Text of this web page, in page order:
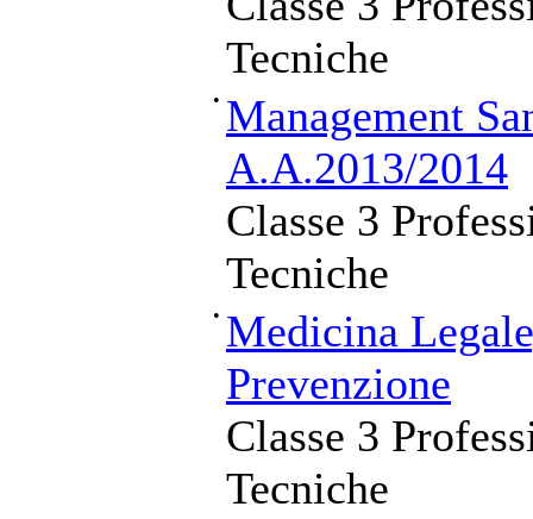
Tecniche
• Management
A.A.2013/2014
Classe 3
Tecniche
• Medicina
Prevenzione
Classe 3
Tecniche